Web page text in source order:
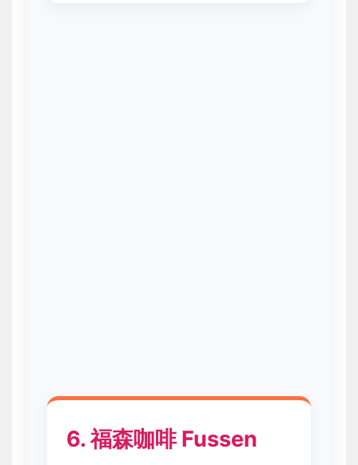
6. 福森咖啡 Fussen